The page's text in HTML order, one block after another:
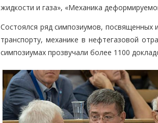
жидкости и газа», «Механика
Состоялся ряд симпозиумов, посвященных
транспорту, механике в нефтегазовой
симпозиумах прозвучали более 1100